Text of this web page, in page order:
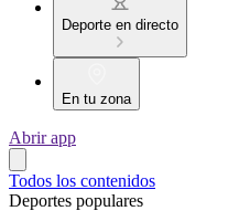
Deporte en directo
En tu zona
Abrir app
Todos los contenidos
Deportes populares